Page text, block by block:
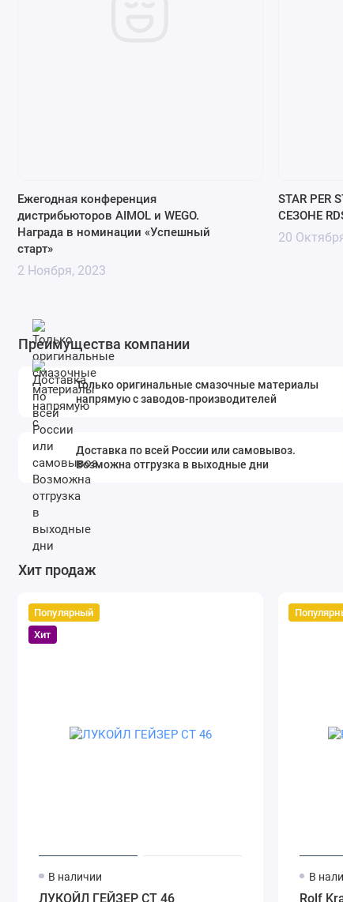
Ежегодная конференция
дистрибьюторов AIMOL и WEGO.
Награда в номинации «Успешный
старт»
2 Ноября, 2023
STAR PER
СЕЗОНЕ
20
Преимущества компании
Только оригинальные смазочные материалы
напрямую с заводов-производителей
Доставка по всей России или самовывоз.
Возможна отгрузка в выходные дни
Хит продаж
Популярный
Хит
В наличии
ЛУКОЙЛ ГЕЙЗЕР СТ 46
В
Rolf